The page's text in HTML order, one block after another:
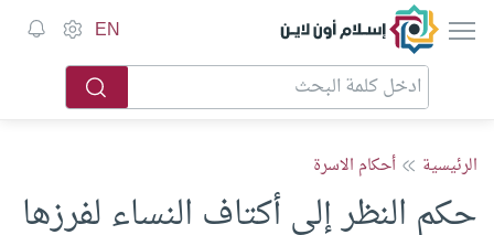
إسلام أون لاين EN
الرئيسية أحكام الاسرة
حكم النظر إلى أكتاف النساء لفرزها